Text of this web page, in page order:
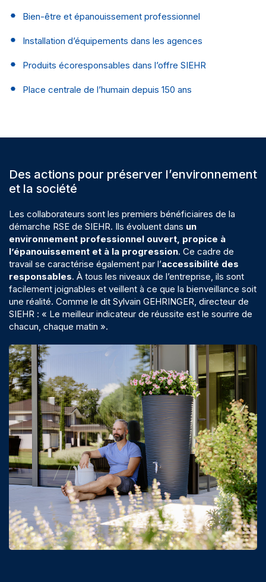
Bien-être et épanouissement professionnel
Installation d’équipements dans les agences
Produits écoresponsables dans l’offre SIEHR
Place centrale de l’humain depuis 150 ans
Des actions pour préserver l’environnement
et la société
Les collaborateurs sont les premiers bénéficiaires de la
démarche RSE de SIEHR. Ils évoluent dans un
environnement professionnel ouvert, propice à
l’épanouissement et à la progression. Ce cadre de
travail se caractérise également par l’accessibilité des
responsables. À tous les niveaux de l’entreprise, ils sont
facilement joignables et veillent à ce que la bienveillance soit
une réalité. Comme le dit Sylvain GEHRINGER, directeur de
SIEHR : « Le meilleur indicateur de réussite est le sourire de
chacun, chaque matin ».